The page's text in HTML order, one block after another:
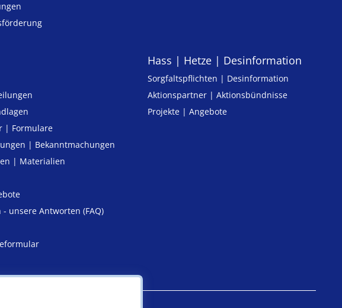
| Formulare
| Bekanntmachungen
| Materialien
- unsere Antworten (FAQ)
Hass | Hetze | Desinformation
Sorgfaltspflichten | Desinformation
Aktionspartner | Aktionsbündnisse
Projekte | Angebote